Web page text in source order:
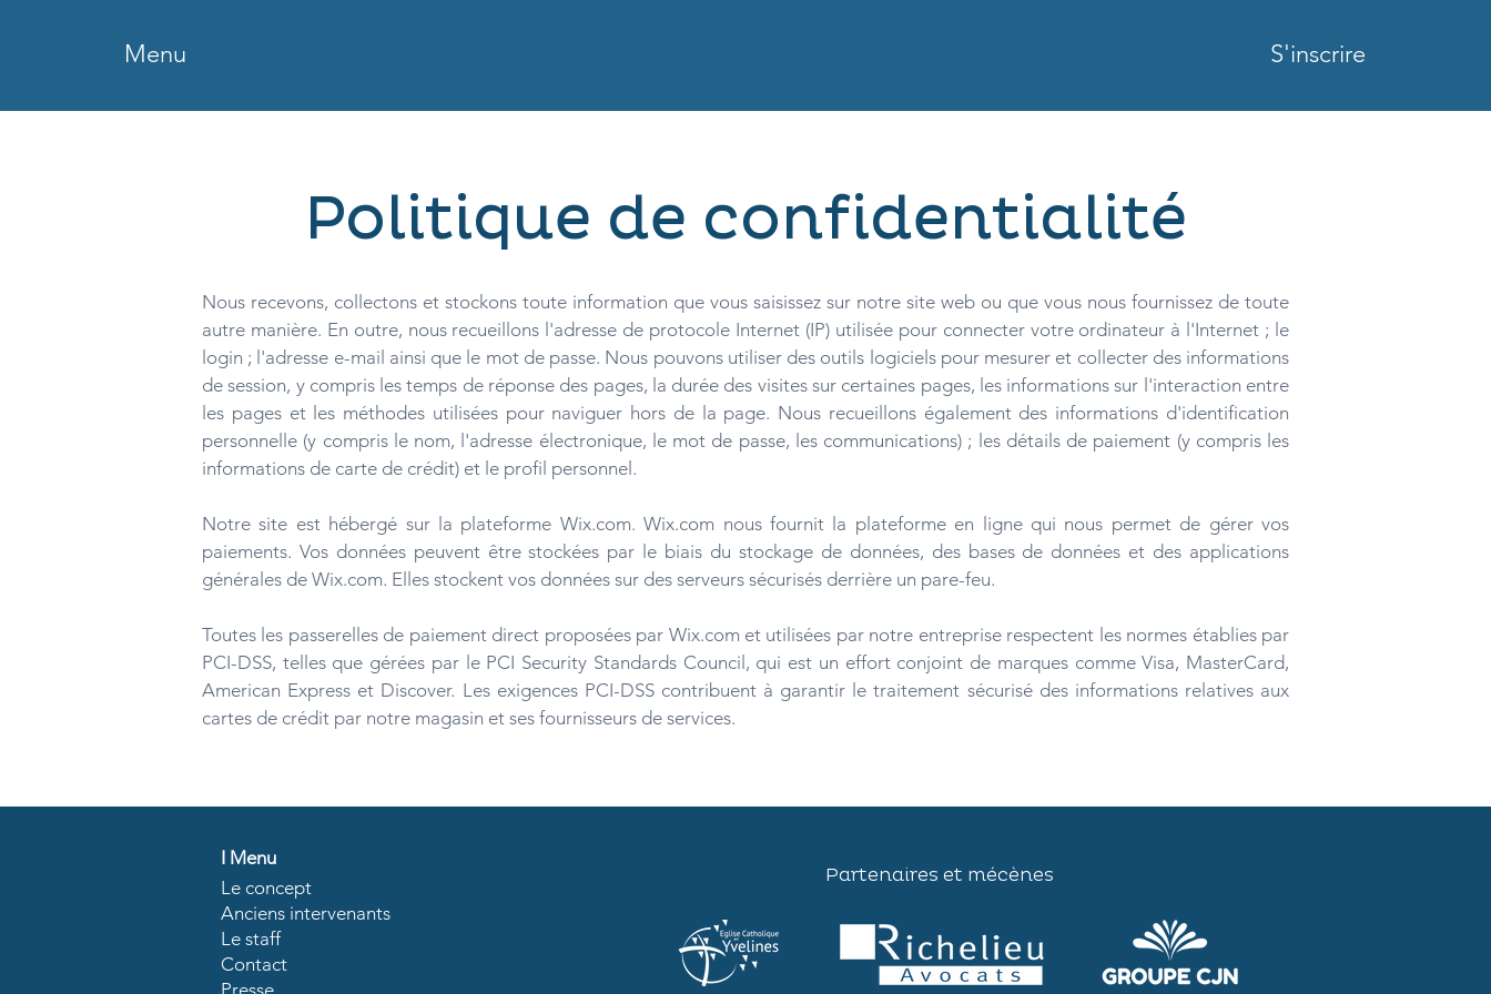
Menu S'inscrire
Politique de confidentialité
Nous recevons, collectons et stockons toute information que vous saisissez sur notre site web ou que vous nous fournissez de toute
autre manière. En outre, nous recueillons l'adresse de protocole Internet (IP) utilisée pour connecter votre ordinateur à l'Internet ; le
login ; l'adresse e-mail ainsi que le mot de passe. Nous pouvons utiliser des outils logiciels pour mesurer et collecter des informations
de session, y compris les temps de réponse des pages, la durée des visites sur certaines pages, les informations sur l'interaction entre
les pages et les méthodes utilisées pour naviguer hors de la page. Nous recueillons également des informations d'identification
personnelle (y compris le nom, l'adresse électronique, le mot de passe, les communications) ; les détails de paiement (y compris les
informations de carte de crédit) et le profil personnel.
Notre site est hébergé sur la plateforme Wix.com. Wix.com nous fournit la plateforme en ligne qui nous permet de gérer vos
paiements. Vos données peuvent être stockées par le biais du stockage de données, des bases de données et des applications
générales de Wix.com. Elles stockent vos données sur des serveurs sécurisés derrière un pare-feu.
Toutes les passerelles de paiement direct proposées par Wix.com et utilisées par notre entreprise respectent les normes établies par
PCI-DSS, telles que gérées par le PCI Security Standards Council, qui est un effort conjoint de marques comme Visa, MasterCard,
American Express et Discover. Les exigences PCI-DSS contribuent à garantir le traitement sécurisé des informations relatives aux
cartes de crédit par notre magasin et ses fournisseurs de services.
I Menu
Le concept
Anciens intervenants
Le staff
Contact
Presse
Partenaires et mécènes